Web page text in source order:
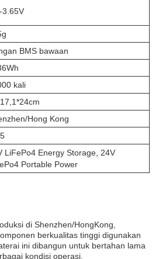
3.65V
BMS bawaan
kali
Hong Kong
LiFePo4 Energy Storage, 24V
Portable Power
di Shenzhen/HongKong,
berkualitas tinggi digunakan
ini dibangun untuk bertahan lama
kondisi operasi.